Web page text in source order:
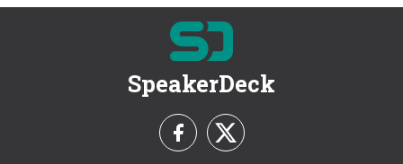
SpeakerDeck